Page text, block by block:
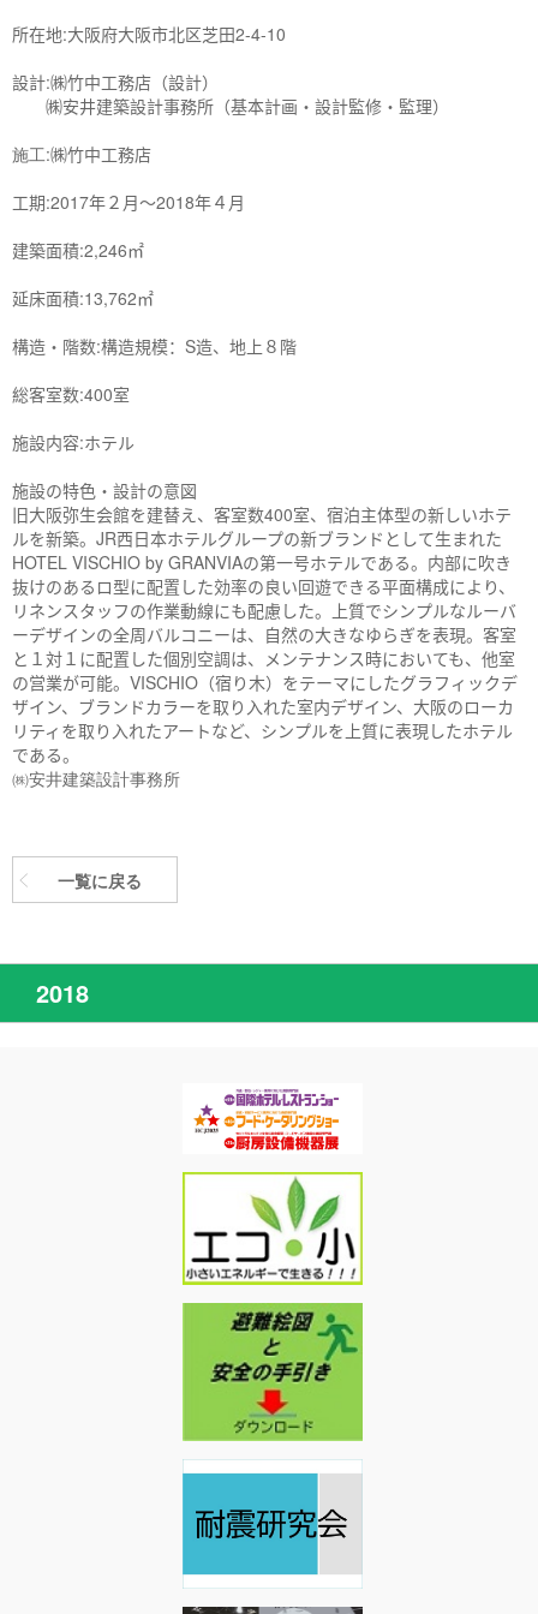
所在地:大阪府大阪市北区芝田2-4-10
設計:㈱竹中工務店（設計）
㈱安井建築設計事務所（基本計画 ・ 設計監修 ・ 監理）
施工:㈱竹中工務店
工期:2017年２月～2018年４月
建築面積:2,246㎡
延床面積:13,762㎡
構造 ・ 階数:構造規模： S造、地上８階
総客室数:400室
施設内容:ホテル
施設の特色 ・ 設計の意図
旧大阪弥生会館を建替え、客室数400室、宿泊主体型の新しいホテ
ルを新築。 JR西日本ホテルグループの新ブランドとして生まれた
HOTEL VISCHIO by GRANVIAの第一号ホテルである。内部に吹き
抜けのあるロ型に配置した効率の良い回遊できる平面構成により、
リネンスタッフの作業動線にも配慮した。上質でシンプルなルーバ
ーデザインの全周バルコニーは、自然の大きなゆらぎを表現。客室
と１対１に配置した個別空調は、メンテナンス時においても、他室
の営業が可能。 VISCHIO （宿り木）をテーマにしたグラフィックデ
ザイン、ブランドカラーを取り入れた室内デザイン、大阪のローカ
リティを取り入れたアートなど、シンプルを上質に表現したホテル
である。
㈱安井建築設計事務所
一覧に戻る
2018